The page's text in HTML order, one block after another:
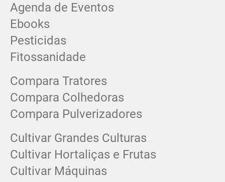
Agenda de Eventos
Ebooks
Pesticidas
Fitossanidade
Compara Tratores
Compara Colhedoras
Compara Pulverizadores
Cultivar Grandes Culturas
Cultivar Hortaliças e Frutas
Cultivar Máquinas